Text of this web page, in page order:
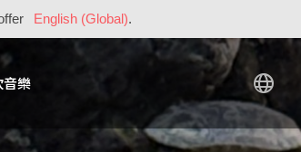
English (Global).
音樂